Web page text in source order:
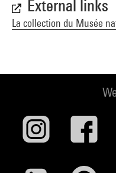
External links
La collection du Musée